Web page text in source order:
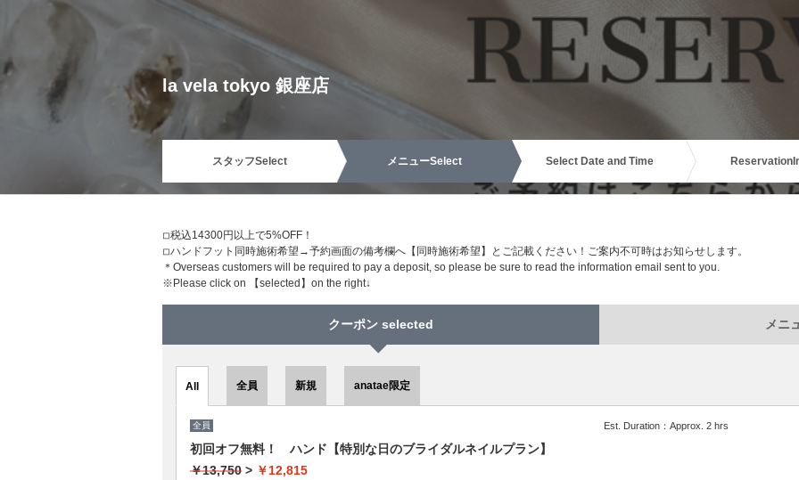
la vela tokyo 銀座店
スタッフSelect メニューSelect Select Date and Time Reservation
◽︎税込14300円以上で5%OFF！
◽︎ハンドフット同時施術希望→予約画面の備考欄へ【同時施術希望】とご記載ください！ご案内不可時はお知らせします。
＊Overseas customers will be required to pay a deposit, so please be sure to read the information email sent to you.
※Please click on 【selected】on the right↓
クーポン selected メニ
All 全員 新規 anatae限定
全員 Est. Duration：Approx. 2 hrs
初回オフ無料！ ハンド【特別な日のブライダルネイルプラン】
￥13,750 > ￥12,815